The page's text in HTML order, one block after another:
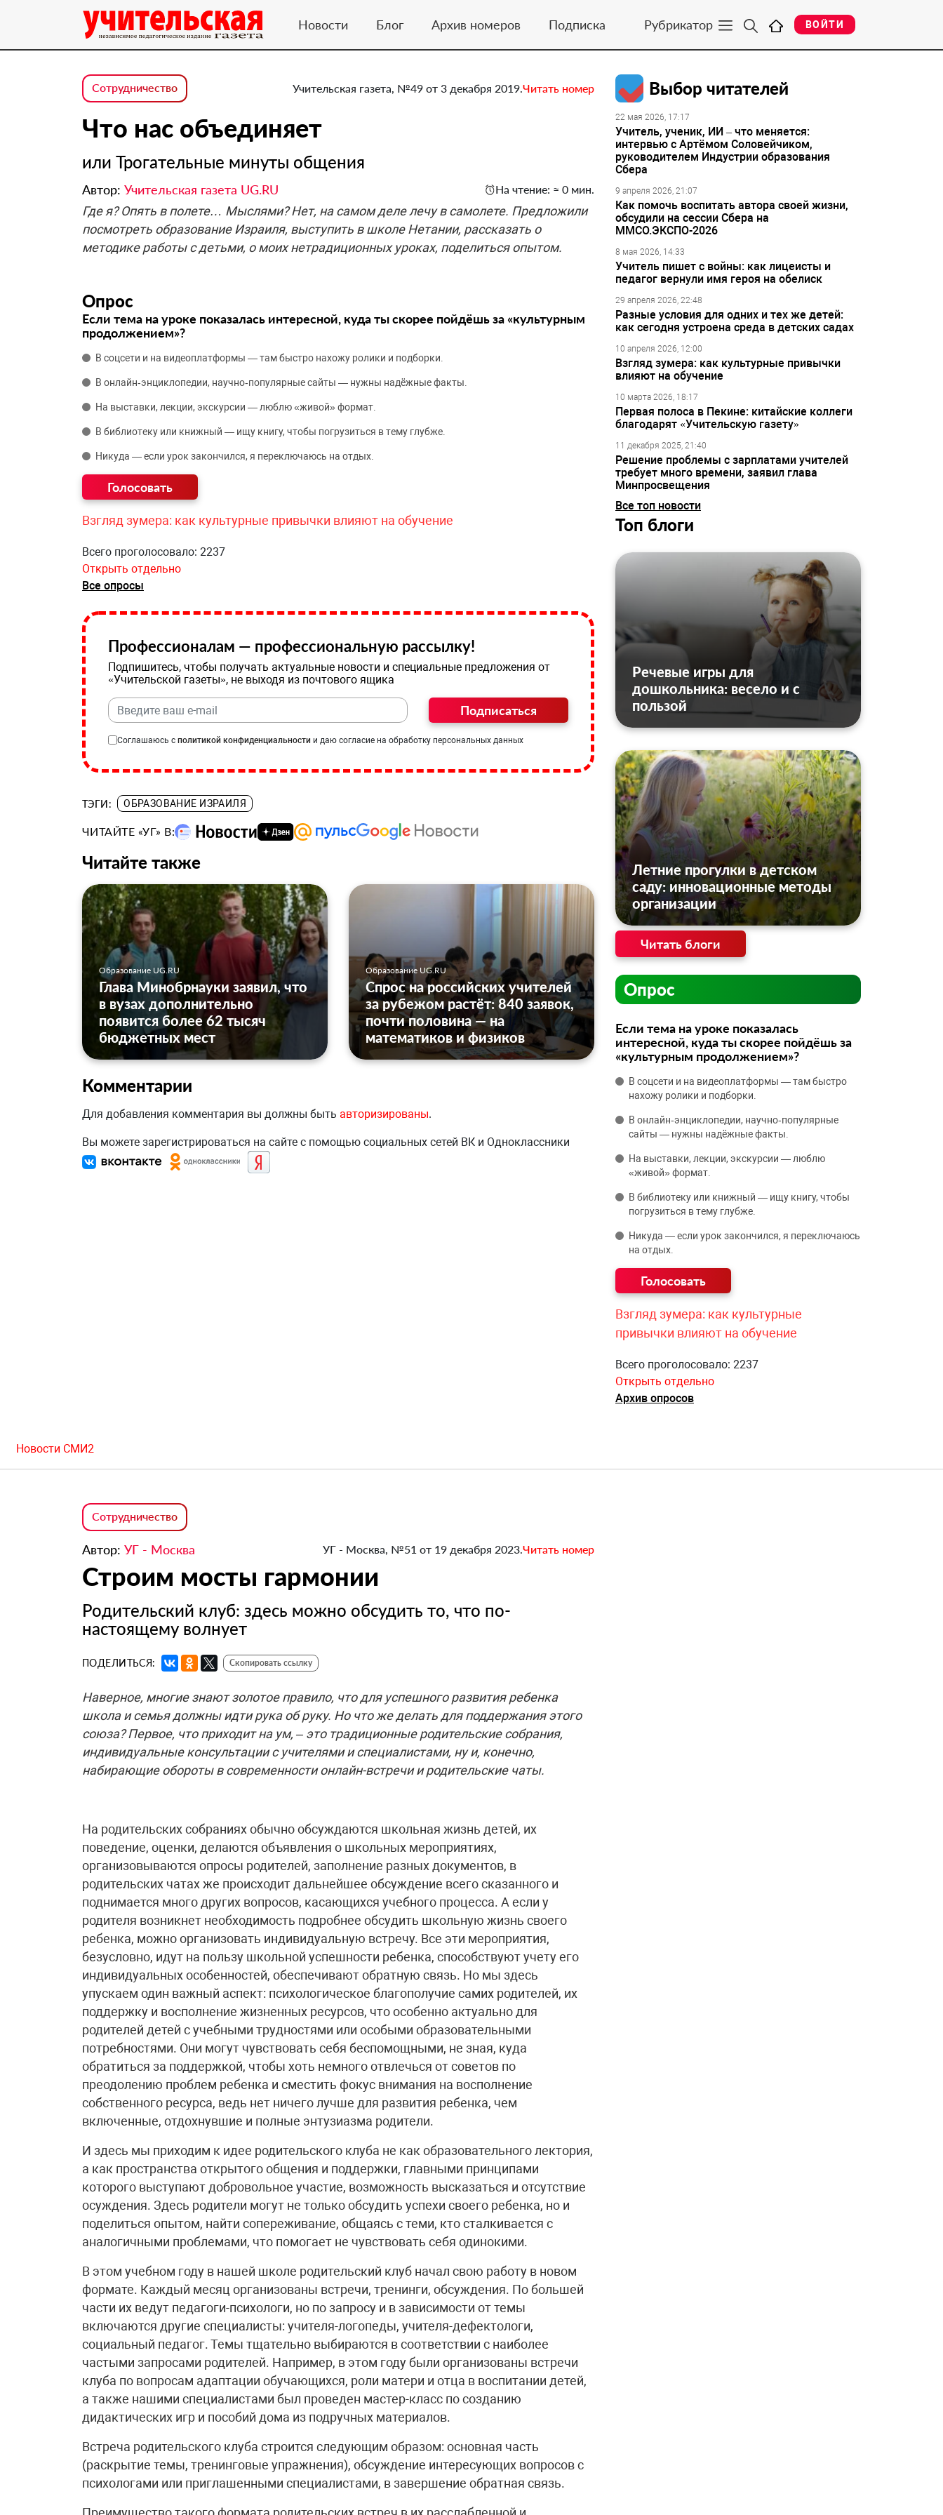
Новости Блог Архив номеров Подписка Рубрикатор ВОЙТИ
Сотрудничество Учительская газета, №49 от 3 декабря 2019.Читать номер
Что нас объединяет
или Трогательные минуты общения
Автор: Учительская газета UG.RU На чтение: ≈ 0 мин.
Где я? Опять в полете… Мыслями? Нет, на самом деле лечу в самолете. Предложили
посмотреть образование Израиля, выступить в школе Нетании, рассказать о
методике работы с детьми, о моих нетрадиционных уроках, поделиться опытом.
Опрос
Если тема на уроке показалась интересной, куда ты скорее пойдёшь за «культурным
продолжением»?
В соцсети и на видеоплатформы — там быстро нахожу ролики и подборки.
В онлайн‑энциклопедии, научно‑популярные сайты — нужны надёжные факты.
На выставки, лекции, экскурсии — люблю «живой» формат.
В библиотеку или книжный — ищу книгу, чтобы погрузиться в тему глубже.
Никуда — если урок закончился, я переключаюсь на отдых.
Взгляд зумера: как культурные привычки влияют на обучение
Всего проголосовало: 2237
Открыть отдельно
Все опросы
Профессионалам — профессиональную рассылку!
Подпишитесь, чтобы получать актуальные новости и специальные предложения от
«Учительской газеты», не выходя из почтового ящика
Подписаться
Соглашаюсь с политикой конфиденциальности и даю согласие на обработку персональных данных
ТЭГИ: ОБРАЗОВАНИЕ ИЗРАИЛЯ
ЧИТАЙТЕ «УГ» В:
Читайте также
Образование UG.RU
Глава Минобрнауки заявил, что
в вузах дополнительно
появится более 62 тысяч
бюджетных мест
Образование UG.RU
Спрос на российских учителей
за рубежом растёт: 840 заявок,
почти половина — на
математиков и физиков
Комментарии
Для добавления комментария вы должны быть авторизированы.
Вы можете зарегистрироваться на сайте с помощью социальных сетей ВК и Одноклассники
Выбор читателей
22 мая 2026, 17:17
Учитель, ученик, ИИ – что меняется:
интервью с Артёмом Соловейчиком,
руководителем Индустрии образования
Сбера
9 апреля 2026, 21:07
Как помочь воспитать автора своей жизни,
обсудили на сессии Сбера на
ММСО.ЭКСПО-2026
8 мая 2026, 14:33
Учитель пишет с войны: как лицеисты и
педагог вернули имя героя на обелиск
29 апреля 2026, 22:48
Разные условия для одних и тех же детей:
как сегодня устроена среда в детских садах
10 апреля 2026, 12:00
Взгляд зумера: как культурные привычки
влияют на обучение
10 марта 2026, 18:17
Первая полоса в Пекине: китайские коллеги
благодарят «Учительскую газету»
11 декабря 2025, 21:40
Решение проблемы с зарплатами учителей
требует много времени, заявил глава
Минпросвещения
Все топ новости
Топ блоги
Речевые игры для
дошкольника: весело и с
пользой
Летние прогулки в детском
саду: инновационные методы
организации
Читать блоги
Опрос
Если тема на уроке показалась
интересной, куда ты скорее пойдёшь за
«культурным продолжением»?
В соцсети и на видеоплатформы — там быстро
нахожу ролики и подборки.
В онлайн‑энциклопедии, научно‑популярные
сайты — нужны надёжные факты.
На выставки, лекции, экскурсии — люблю
«живой» формат.
В библиотеку или книжный — ищу книгу, чтобы
погрузиться в тему глубже.
Никуда — если урок закончился, я переключаюсь
на отдых.
Взгляд зумера: как культурные
привычки влияют на обучение
Всего проголосовало: 2237
Открыть отдельно
Архив опросов
Новости СМИ2
Сотрудничество
Автор: УГ - Москва УГ - Москва, №51 от 19 декабря 2023.Читать номер
Строим мосты гармонии
Родительский клуб: здесь можно обсудить то, что по-
настоящему волнует
ПОДЕЛИТЬСЯ: Скопировать ссылку
Наверное, многие знают золотое правило, что для успешного развития ребенка
школа и семья должны идти рука об руку. Но что же делать для поддержания этого
союза? Первое, что приходит на ум, – это традиционные родительские собрания,
индивидуальные консультации с учителями и специалистами, ну и, конечно,
набирающие обороты в современности онлайн-встречи и родительские чаты.
На родительских собраниях обычно обсуждаются школьная жизнь детей, их
поведение, оценки, делаются объявления о школьных мероприятиях,
организовываются опросы родителей, заполнение разных документов, в
родительских чатах же происходит дальнейшее обсуждение всего сказанного и
поднимается много других вопросов, касающихся учебного процесса. А если у
родителя возникнет необходимость подробнее обсудить школьную жизнь своего
ребенка, можно организовать индивидуальную встречу. Все эти мероприятия,
безусловно, идут на пользу школьной успешности ребенка, способствуют учету его
индивидуальных особенностей, обеспечивают обратную связь. Но мы здесь
упускаем один важный аспект: психологическое благополучие самих родителей, их
поддержку и восполнение жизненных ресурсов, что особенно актуально для
родителей детей с учебными трудностями или особыми образовательными
потребностями. Они могут чувствовать себя беспомощными, не зная, куда
обратиться за поддержкой, чтобы хоть немного отвлечься от советов по
преодолению проблем ребенка и сместить фокус внимания на восполнение
собственного ресурса, ведь нет ничего лучше для развития ребенка, чем
включенные, отдохнувшие и полные энтузиазма родители.
И здесь мы приходим к идее родительского клуба не как образовательного лектория,
а как пространства открытого общения и поддержки, главными принципами
которого выступают добровольное участие, возможность высказаться и отсутствие
осуждения. Здесь родители могут не только обсудить успехи своего ребенка, но и
поделиться опытом, найти сопереживание, общаясь с теми, кто сталкивается с
аналогичными проблемами, что помогает не чувствовать себя одинокими.
В этом учебном году в нашей школе родительский клуб начал свою работу в новом
формате. Каждый месяц организованы встречи, тренинги, обсуждения. По большей
части их ведут педагоги-психологи, но по запросу и в зависимости от темы
включаются другие специалисты: учителя-логопеды, учителя-дефектологи,
социальный педагог. Темы тщательно выбираются в соответствии с наиболее
частыми запросами родителей. Например, в этом году были организованы встречи
клуба по вопросам адаптации обучающихся, роли матери и отца в воспитании детей,
а также нашими специалистами был проведен мастер-класс по созданию
дидактических игр и пособий дома из подручных материалов.
Встреча родительского клуба строится следующим образом: основная часть
(раскрытие темы, тренинговые упражнения), обсуждение интересующих вопросов с
психологами или приглашенными специалистами, в завершение обратная связь.